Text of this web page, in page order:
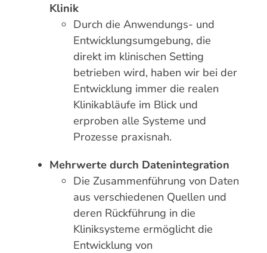
Klinik
Durch die Anwendungs- und
Entwicklungsumgebung, die
direkt im klinischen Setting
betrieben wird, haben wir bei der
Entwicklung immer die realen
Klinikabläufe im Blick und
erproben alle Systeme und
Prozesse praxisnah.
Mehrwerte durch Datenintegration
Die Zusammenführung von Daten
aus verschiedenen Quellen und
deren Rückführung in die
Kliniksysteme ermöglicht die
Entwicklung von